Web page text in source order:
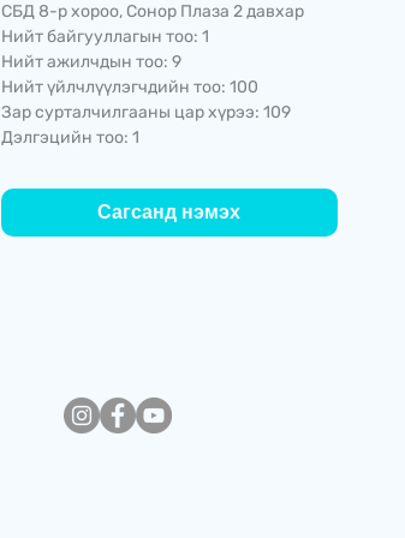
СБД 8-р хороо, Сонор Плаза 2 давхар
Нийт байгууллагын тоо: 1
Нийт ажилчдын тоо: 9
Нийт үйлчлүүлэгчдийн тоо: 100
Зар сурталчилгааны цар хүрээ: 109
Дэлгэцийн тоо: 1
Сагсанд нэмэх